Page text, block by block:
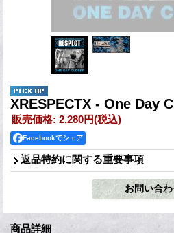
XRESPECTX - One Day
販売価格: 2,280円(税込)
Facebookでシェア
返品特約に関する重要事項
商品詳細